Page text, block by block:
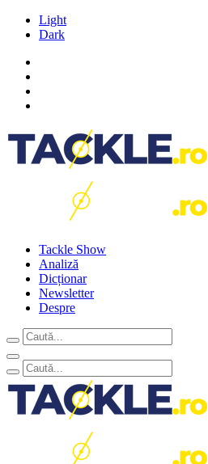
Light
Dark
Tackle Show
Analiză
Dicționar
Newsletter
Despre